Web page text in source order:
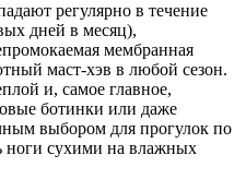
регулярно в течение
дней в месяц),
мембранная
маст-хэв в любой сезон.
и, самое главное,
ботинки или даже
выбором для прогулок по
ноги сухими на влажных